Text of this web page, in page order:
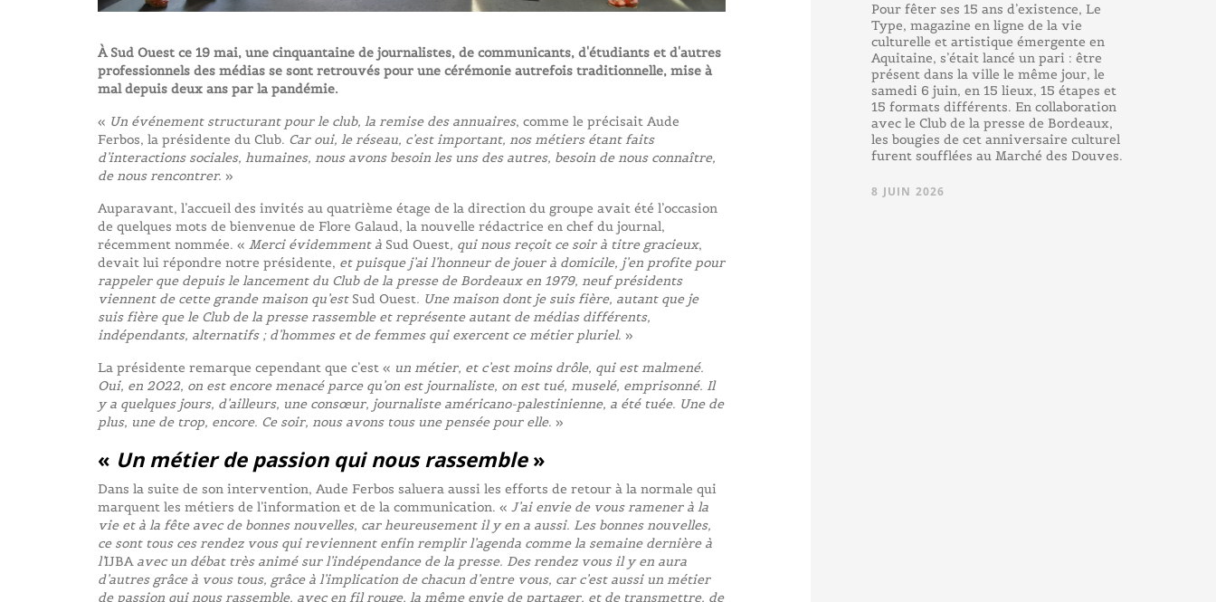
À Sud Ouest ce 19 mai, une cinquantaine de journalistes, de communicants, d'étudiants et d'autres
professionnels des médias se sont retrouvés pour une cérémonie autrefois traditionnelle, mise à
mal depuis deux ans par la pandémie.
« Un événement structurant pour le club, la remise des annuaires, comme le précisait Aude
Ferbos, la présidente du Club. Car oui, le réseau, c’est important, nos métiers étant faits
d’interactions sociales, humaines, nous avons besoin les uns des autres, besoin de nous connaître,
de nous rencontrer. »
Auparavant, l’accueil des invités au quatrième étage de la direction du groupe avait été l’occasion
de quelques mots de bienvenue de Flore Galaud, la nouvelle rédactrice en chef du journal,
récemment nommée. « Merci évidemment à Sud Ouest, qui nous reçoit ce soir à titre gracieux,
devait lui répondre notre présidente, et puisque j’ai l’honneur de jouer à domicile, j’en profite pour
rappeler que depuis le lancement du Club de la presse de Bordeaux en 1979, neuf présidents
viennent de cette grande maison qu’est Sud Ouest. Une maison dont je suis fière, autant que je
suis fière que le Club de la presse rassemble et représente autant de médias différents,
indépendants, alternatifs ; d’hommes et de femmes qui exercent ce métier pluriel. »
La présidente remarque cependant que c’est « un métier, et c’est moins drôle, qui est malmené.
Oui, en 2022, on est encore menacé parce qu’on est journaliste, on est tué, muselé, emprisonné. Il
y a quelques jours, d’ailleurs, une consœur, journaliste américano-palestinienne, a été tuée. Une de
plus, une de trop, encore. Ce soir, nous avons tous une pensée pour elle. »
« Un métier de passion qui nous rassemble»
Dans la suite de son intervention, Aude Ferbos saluera aussi les efforts de retour à la normale qui
marquent les métiers de l’information et de la communication. « J’ai envie de vous ramener à la
vie et à la fête avec de bonnes nouvelles, car heureusement il y en a aussi. Les bonnes nouvelles,
ce sont tous ces rendez vous qui reviennent enfin remplir l’agenda comme la semaine dernière à
l’IJBA avec un débat très animé sur l’indépendance de la presse. Des rendez vous il y en aura
d’autres grâce à vous tous, grâce à l’implication de chacun d’entre vous, car c’est aussi un métier
de passion qui nous rassemble, avec en fil rouge, la même envie de partager, et de transmettre, de
Pour fêter ses 15 ans d’existence, Le
Type, magazine en ligne de la vie
culturelle et artistique émergente en
Aquitaine, s’était lancé un pari : être
présent dans la ville le même jour, le
samedi 6 juin, en 15 lieux, 15 étapes et
15 formats différents. En collaboration
avec le Club de la presse de Bordeaux,
les bougies de cet anniversaire culturel
furent soufflées au Marché des Douves.
8 JUIN 2026